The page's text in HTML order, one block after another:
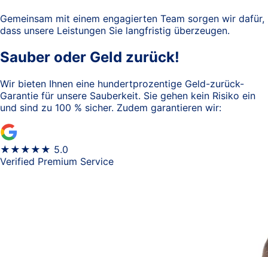
Gemeinsam mit einem engagierten Team sorgen wir dafür,
dass unsere Leistungen Sie langfristig überzeugen.
Sauber oder Geld zurück!
Wir bieten Ihnen eine hundertprozentige Geld-zurück-
Garantie für unsere Sauberkeit. Sie gehen kein Risiko ein
und sind zu 100 % sicher. Zudem garantieren wir:
★★★★★ 5.0
Verified Premium Service